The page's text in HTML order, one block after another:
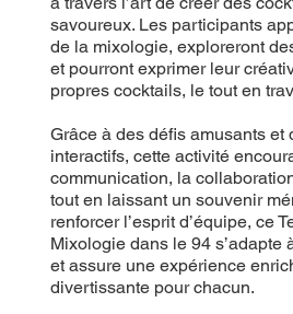
savoureux. Les participants
de la mixologie, exploreront
et pourront exprimer leur
propres cocktails, le tout en
Grâce à des défis amusants et
interactifs, cette activité
communication, la
tout en laissant un souvenir
renforcer l’esprit d’équipe, ce
Mixologie dans le 94 s’adapte
et assure une expérience
divertissante pour chacun.